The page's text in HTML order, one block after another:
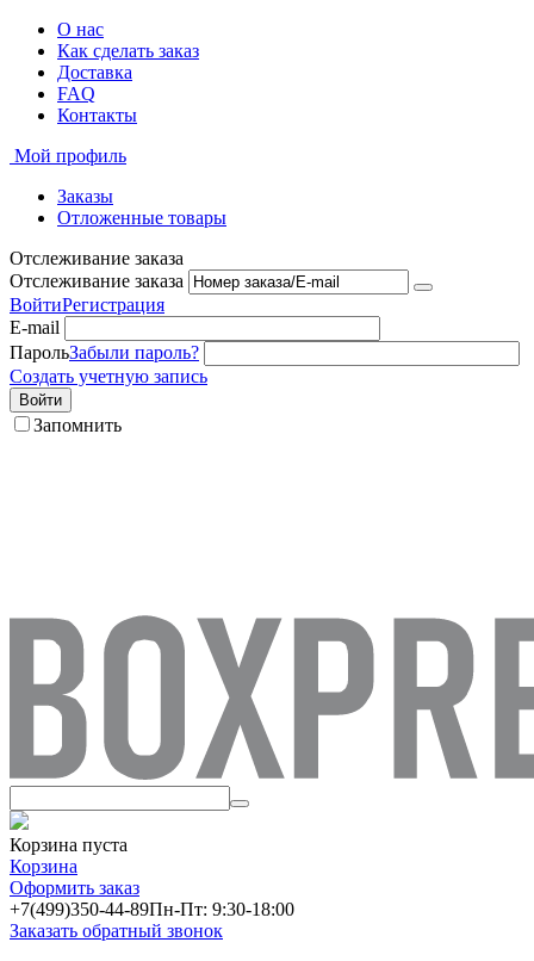
О нас
Как сделать заказ
Доставка
FAQ
Контакты
Мой профиль
Заказы
Отложенные товары
Отслеживание заказа
Отслеживание заказа
ВойтиРегистрация
E-mail
ПарольЗабыли пароль?
Создать учетную запись
Войти
Запомнить
Корзина пуста
Корзина
Оформить заказ
+7(499)350-44-89Пн-Пт: 9:30-18:00
Заказать обратный звонок